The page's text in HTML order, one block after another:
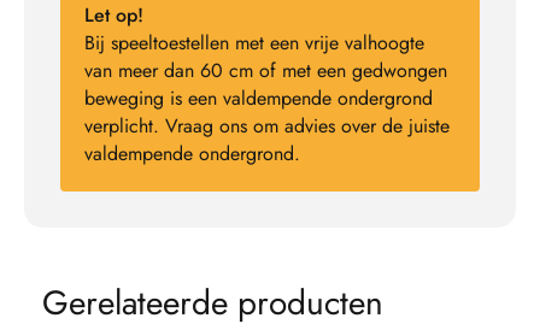
Let op!
Bij speeltoestellen met een vrije valhoogte
van meer dan 60 cm of met een gedwongen
beweging is een valdempende ondergrond
verplicht. Vraag ons om advies over de juiste
valdempende ondergrond.
Gerelateerde producten